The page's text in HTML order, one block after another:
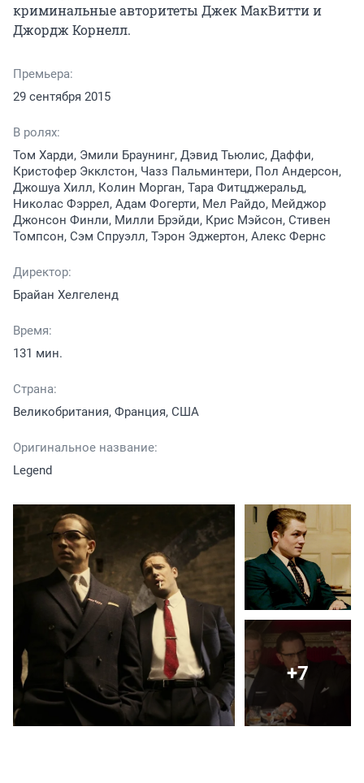
криминальные авторитеты Джек МакВитти и
Джордж Корнелл.
Премьера:
29 сентября 2015
В ролях:
Том Харди, Эмили Браунинг, Дэвид Тьюлис, Даффи,
Кристофер Экклстон, Чазз Пальминтери, Пол Андерсон,
Джошуа Хилл, Колин Морган, Тара Фитцджеральд,
Николас Фэррел, Адам Фогерти, Мел Райдо, Мейджор
Джонсон Финли, Милли Брэйди, Крис Мэйсон, Стивен
Томпсон, Сэм Спруэлл, Тэрон Эджертон, Алекс Фернс
Директор:
Брайан Хелгеленд
Время:
131 мин.
Страна:
Великобритания, Франция, США
Оригинальное название:
Legend
+7